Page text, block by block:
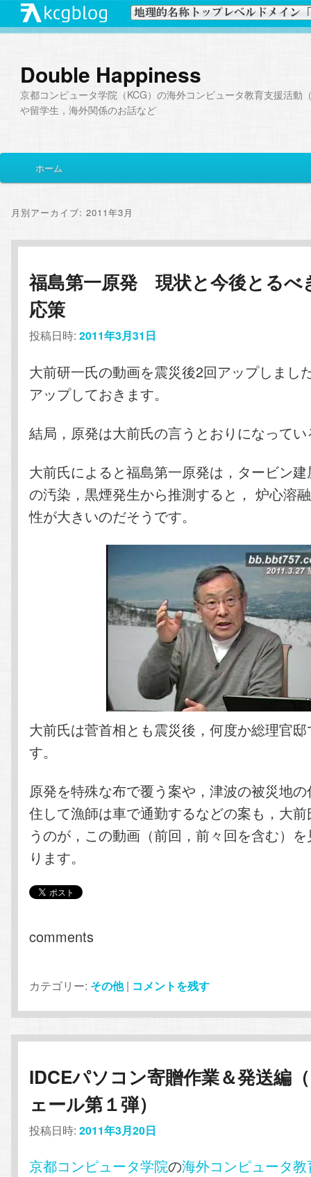
Double Happiness
京都コンピュータ学院（KCG）の海外コンピュータ教育支援活動
や留学生，海外関係のお話など
イ
メ
ン
コ
ン
テ
ン
へ
移
動
サ
コ
ン
テ
ン
ツ
移
動
ホーム
月別アーカイブ:2011年3月
福島第一原発 現状と今後とるべ
応策
投稿日時:2011年3月31日
大前研一氏の動画を震災後2回アップしまし
アップしておきます。
結局，原発は大前氏の言うとおりになって
大前氏によると福島第一原発は，タービン
の汚染，黒煙発生から推測すると， 炉心溶
性が大きいのだそうです。
大前氏は菅首相とも震災後，何度か総理官
す。
原発を特殊な布で覆う案や，津波の被災地
住して漁師は車で通勤するなどの案も，大
うのが，この動画（前回，前々回を含む）
ります。
comments
カテゴリー: その他 | コメントを残す
IDCEパソコン寄贈作業＆発送編
ェール第１弾）
投稿日時:2011年3月20日
京都コンピュータ学院の海外コンピュータ